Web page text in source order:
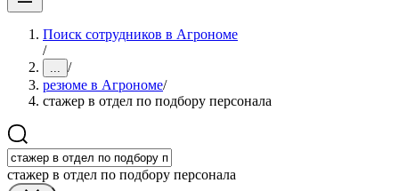
Поиск сотрудников в Агрономе
/
... /
резюме в Агрономе/
стажер в отдел по подбору персонала
стажер в отдел по подбору персонала